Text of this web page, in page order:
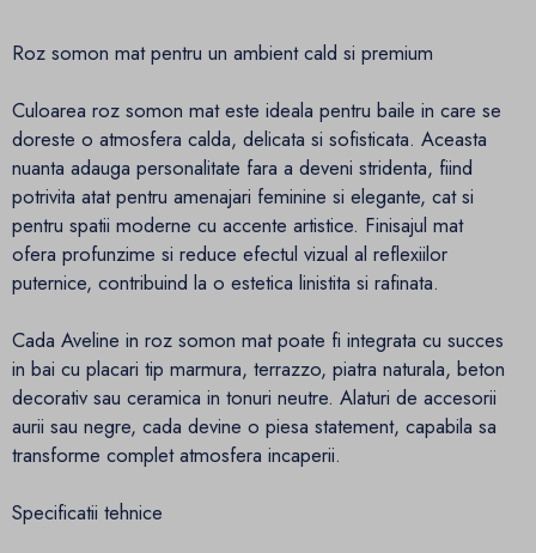
Roz somon mat pentru un ambient cald si premium
Culoarea roz somon mat este ideala pentru baile in care se
doreste o atmosfera calda, delicata si sofisticata. Aceasta
nuanta adauga personalitate fara a deveni stridenta, fiind
potrivita atat pentru amenajari feminine si elegante, cat si
pentru spatii moderne cu accente artistice. Finisajul mat
ofera profunzime si reduce efectul vizual al reflexiilor
puternice, contribuind la o estetica linistita si rafinata.
Cada Aveline in roz somon mat poate fi integrata cu succes
in bai cu placari tip marmura, terrazzo, piatra naturala, beton
decorativ sau ceramica in tonuri neutre. Alaturi de accesorii
aurii sau negre, cada devine o piesa statement, capabila sa
transforme complet atmosfera incaperii.
Specificatii tehnice